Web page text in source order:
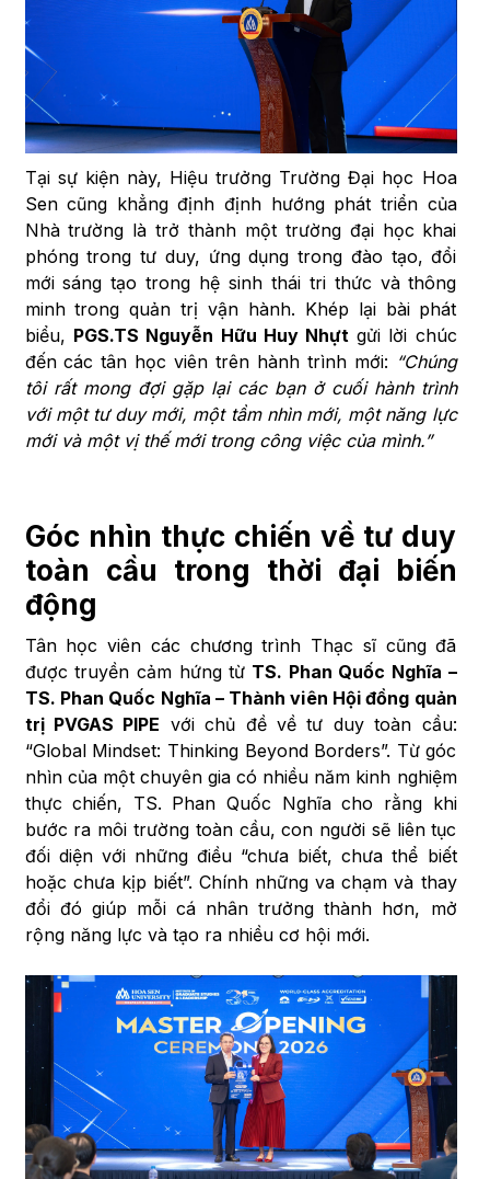
Tại sự kiện này, Hiệu trưởng Trường Đại học Hoa
Sen cũng khẳng định định hướng phát triển của
Nhà trường là trở thành một trường đại học khai
phóng trong tư duy, ứng dụng trong đào tạo, đổi
mới sáng tạo trong hệ sinh thái tri thức và thông
minh trong quản trị vận hành. Khép lại bài phát
biểu, PGS.TS Nguyễn Hữu Huy Nhựt gửi lời chúc
đến các tân học viên trên hành trình mới: “Chúng
tôi rất mong đợi gặp lại các bạn ở cuối hành trình
với một tư duy mới, một tầm nhìn mới, một năng lực
mới và một vị thế mới trong công việc của mình.”
Góc nhìn thực chiến về tư duy
toàn cầu trong thời đại biến
động
Tân học viên các chương trình Thạc sĩ cũng đã
được truyền cảm hứng từ TS. Phan Quốc Nghĩa –
TS. Phan Quốc Nghĩa – Thành viên Hội đồng quản
trị PVGAS PIPE với chủ đề về tư duy toàn cầu:
“Global Mindset: Thinking Beyond Borders”. Từ góc
nhìn của một chuyên gia có nhiều năm kinh nghiệm
thực chiến, TS. Phan Quốc Nghĩa cho rằng khi
bước ra môi trường toàn cầu, con người sẽ liên tục
đối diện với những điều “chưa biết, chưa thể biết
hoặc chưa kịp biết”. Chính những va chạm và thay
đổi đó giúp mỗi cá nhân trưởng thành hơn, mở
rộng năng lực và tạo ra nhiều cơ hội mới.